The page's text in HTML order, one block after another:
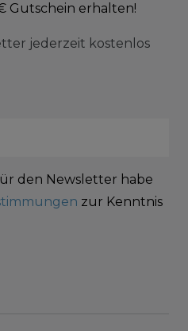
Gutschein erhalten!
jederzeit kostenlos
den Newsletter habe
zur Kenntnis